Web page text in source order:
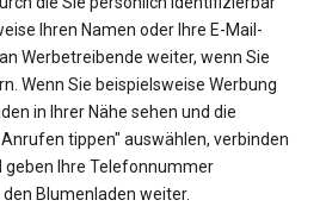
Ihren Namen oder Ihre E-Mail-
Werbetreibende weiter, wenn Sie
Wenn Sie beispielsweise Werbung
in Ihrer Nähe sehen und die
tippen" auswählen, verbinden
geben Ihre Telefonnummer
Blumenladen weiter.